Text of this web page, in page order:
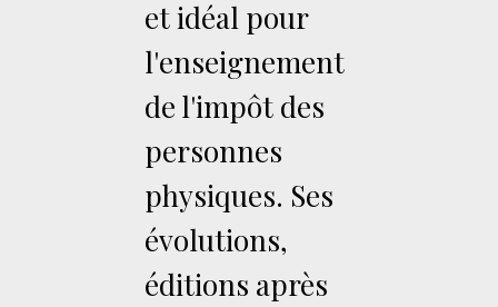
et idéal pour
l'enseignement
de l'impôt des
personnes
physiques. Ses
évolutions,
éditions après